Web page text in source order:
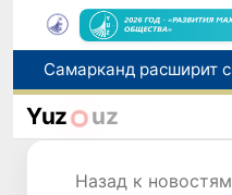
Yuz uz
Назад к новостям